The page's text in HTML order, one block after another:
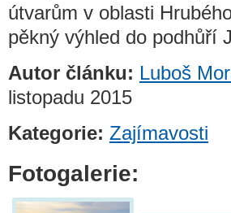
útvarům v oblasti
pěkný výhled do podhůří
Autor článku: Luboš
listopadu 2015
Kategorie: Zajímavosti
Fotogalerie: